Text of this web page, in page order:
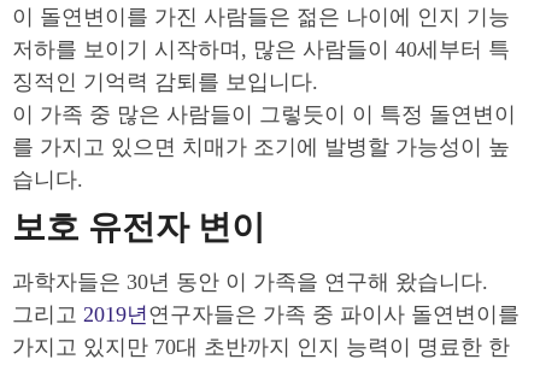
이 돌연변이를 가진 사람들은 젊은 나이에 인지 기능
저하를 보이기 시작하며, 많은 사람들이 40세부터 특
징적인 기억력 감퇴를 보입니다.
이 가족 중 많은 사람들이 그렇듯이 이 특정 돌연변이
를 가지고 있으면 치매가 조기에 발병할 가능성이 높
습니다.
보호 유전자 변이
과학자들은 30년 동안 이 가족을 연구해 왔습니다.
그리고 2019년 연구자들은 가족 중 파이사 돌연변이를
가지고 있지만 70대 초반까지 인지 능력이 명료한 한